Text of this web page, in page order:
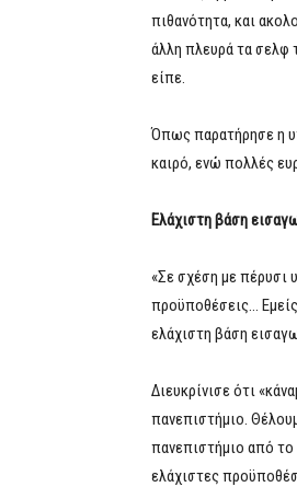
πιθανότητα, και
άλλη πλευρά τα σελφ
είπε.
Όπως παρατήρησε η
καιρό, ενώ πολλές
Ελάχιστη βάση
«Σε σχέση με πέρυσι
προϋποθέσεις…
ελάχιστη βάση
Διευκρίνισε ότι
πανεπιστήμιο.
πανεπιστήμιο από το
ελάχιστες